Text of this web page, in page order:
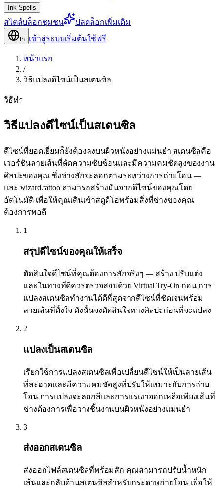
Ink Spells
สไตล์บล็อกชุมชน ปลดล็อกเพิ่มเติม
th เข้าสู่ระบบเริ่มต้นใช้ฟรี
หน้าแรก
/
วิธีแปลงดีไซน์เป็นสเตนซิล
วิธีทำ
วิธีแปลงดีไซน์เป็นสเตนซิล
ดีไซน์ที่ยอดเยี่ยมก็ยังต้องลงบนผิวหนังอย่างแม่นยำ สเตนซิลคือ
เวอร์ชันลายเส้นที่ตัดความซับซ้อนและมีความคมชัดสูงของงาน
ศิลปะของคุณ ซึ่งช่างสักจะลอกตามระหว่างการถ่ายโอน —
และ wizard.tattoo สามารถสร้างมันจากดีไซน์ของคุณโดย
อัตโนมัติ เพื่อให้คุณเดินเข้าสตูดิโอพร้อมสิ่งที่ช่างของคุณ
ต้องการพอดี
1
สรุปดีไซน์ของคุณให้เสร็จ
ตัดสินใจดีไซน์ที่คุณต้องการสักจริงๆ — สร้าง ปรับแต่ง
และในทางที่ดีควรตรวจสอบด้วย Virtual Try-On ก่อน การ
แปลงสเตนซิลทำงานได้ดีที่สุดจากดีไซน์ที่ชัดเจนพร้อม
ลายเส้นที่ตั้งใจ ดังนั้นจงตัดสินใจทางศิลปะก่อนที่จะแปลง
2
แปลงเป็นสเตนซิล
เรียกใช้การแปลงสเตนซิลเพื่อเปลี่ยนดีไซน์ให้เป็นลายเส้น
ที่สะอาดและมีความคมชัดสูงที่ปรับให้เหมาะกับการถ่าย
โอน การแปลงจะลอกสีและการแรเงาออกเหลือเพียงเส้นที่
ช่างต้องการเพื่อวางชิ้นงานบนผิวหนังอย่างแม่นยำ
3
ส่งออกสเตนซิล
ส่งออกไฟล์สเตนซิลที่พร้อมสัก คุณสามารถปรับน้ำหนัก
เส้นและกลับด้านสเตนซิลสำหรับกระดาษถ่ายโอน เพื่อให้